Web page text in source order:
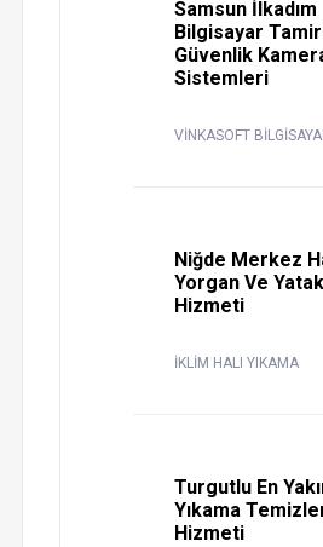
Samsun İlkadım
Bilgisayar
Güvenlik
Sistemleri
VİNKASOFT
Niğde Merkez
Yorgan Ve
Hizmeti
İKLİM HALI YIKAMA
Turgutlu En
Yıkama
Hizmeti